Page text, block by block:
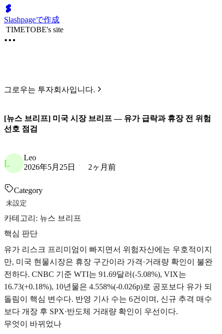
Slashpageで作成
TIMETOBE's site
그로우는 투자회사입니다.
[뉴스 브리프] 미국 시장 브리프 — 유가 급락과 휴장 전 위험
선호 점검
L
Leo
2026年5月25日
2ヶ月前
Category
未設定
카테고리: 뉴스 브리프
핵심 판단
유가 리스크 프리미엄이 빠지면서 위험자산에는 우호적이지
만, 미국 현물시장은 휴장 구간이라 가격·거래량 확인이 불완
전하다. CNBC 기준 WTI는 91.69달러(-5.08%), VIX는
16.73(+0.18%), 10년물은 4.558%(-0.026p)로 공포보다 유가 되
돌림이 핵심 변수다. 반영 기사 수는 6건이며, 신규 추격 매수
보다 개장 후 SPX·반도체 거래량 확인이 우선이다.
무엇이 바뀌었나